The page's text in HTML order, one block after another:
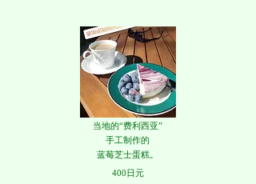
当地的“费利西亚”
手工制作的
蓝莓芝士蛋糕。
400日元